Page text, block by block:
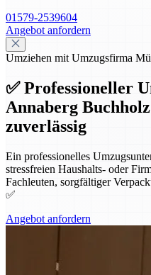
01579-2539604
Angebot anfordern
Umziehen mit Umzugsfirma
✅ Professioneller
Annaberg
zuverlässig
Ein professionelles
stressfreien Haushalts- oder
Fachleuten, sorgfältiger
✅
Angebot anfordern